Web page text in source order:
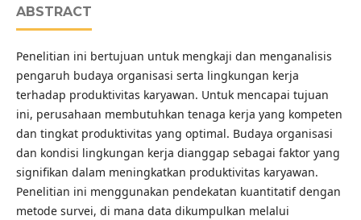
ABSTRACT
Penelitian ini bertujuan untuk mengkaji dan menganalisis
pengaruh budaya organisasi serta lingkungan kerja
terhadap produktivitas karyawan. Untuk mencapai tujuan
ini, perusahaan membutuhkan tenaga kerja yang kompeten
dan tingkat produktivitas yang optimal. Budaya organisasi
dan kondisi lingkungan kerja dianggap sebagai faktor yang
signifikan dalam meningkatkan produktivitas karyawan.
Penelitian ini menggunakan pendekatan kuantitatif dengan
metode survei, di mana data dikumpulkan melalui